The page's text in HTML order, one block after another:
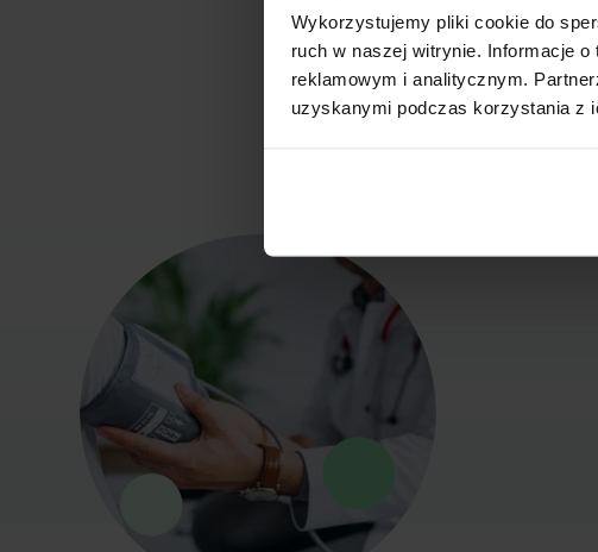
Wykorzystujemy pliki cookie do
ruch w naszej witrynie. Informacje
reklamowym i analitycznym.
uzyskanymi podczas korzystania z
Adam
Fizjoterapeuta